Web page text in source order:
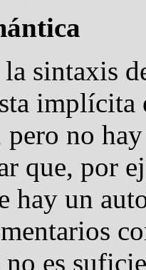
sintaxis
implícita
pero no
que, por
hay un
no es